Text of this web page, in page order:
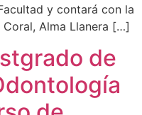
y contará con la
Alma Llanera […]
de